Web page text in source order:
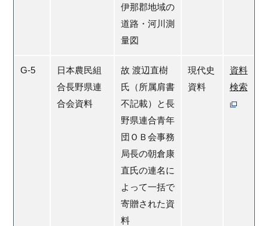
伊那郡地域の
道路・河川測
量図
G-5
日本農民組
合長野県連
合会資料
故 渡辺直樹
氏（所属肩書
不記載）と長
野県連合青年
団ＯＢ会事務
局長の朝倉康
直氏の連名に
よって一括で
寄贈された資
料
現代史
資料
資料
検索